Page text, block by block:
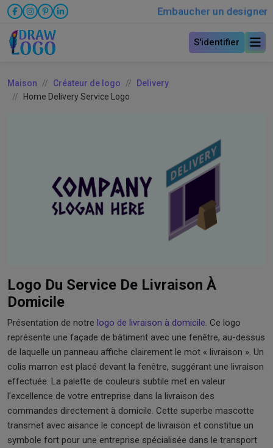
Embaucher un designer
S'identifier
Maison Créateur de logo
Delivery
Home Delivery Service Logo
Logo Du Service De Livraison À
Domicile
Présentation de notre logo de livraison à domicile . Ce logo
représente une façade de bâtiment avec une fenêtre, au-dessus
de laquelle un panneau affiche clairement le mot « livraison ». Un
colis marron est placé devant la fenêtre, suggérant une livraison
effectuée. La palette de couleurs subtile met en valeur
l'excellence de votre entreprise dans la livraison des
commandes directement à domicile. Cette superbe mascotte
transmet avec aisance le concept de livraison et constitue un
symbole fort pour une entreprise spécialisée dans le transport